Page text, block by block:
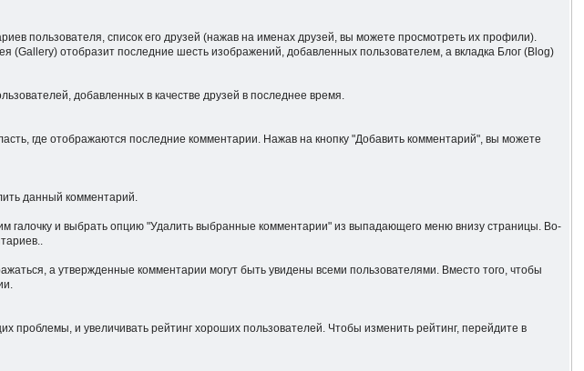
пользователя, список его друзей (нажав на именах друзей, вы можете просмотреть их профили).
отобразит последние шесть изображений, добавленных пользователем, а вкладка Блог (Blog)
добавленных в качестве друзей в последнее время.
где отображаются последние комментарии. Нажав на кнопку "Добавить комментарий", вы можете
данный комментарий.
галочку и выбрать опцию "Удалить выбранные комментарии" из выпадающего меню внизу страницы. Во-
а утвержденные комментарии могут быть увидены всеми пользователями. Вместо того, чтобы
и увеличивать рейтинг хороших пользователей. Чтобы изменить рейтинг, перейдите в